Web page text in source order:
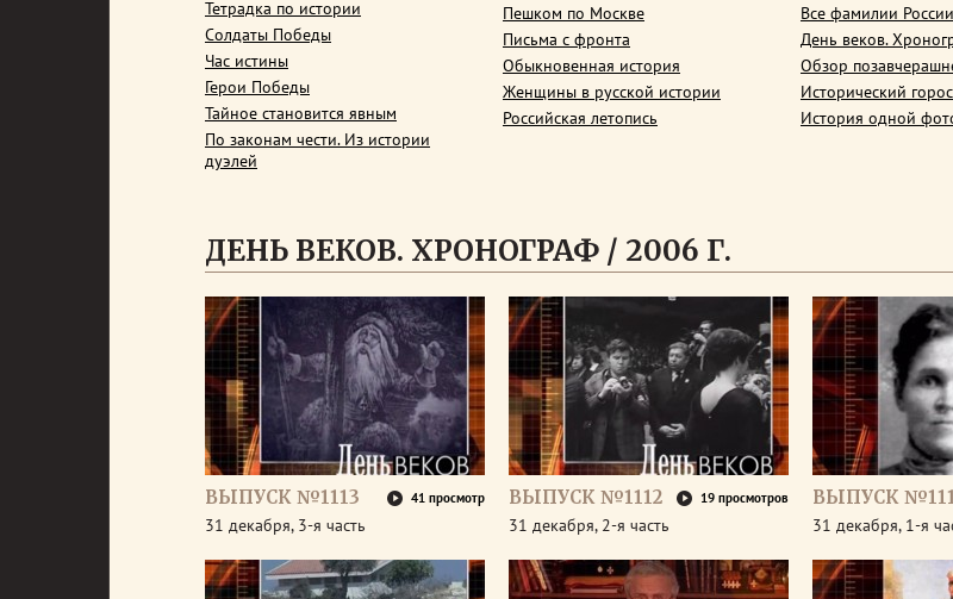
Тетрадка по истории
Солдаты Победы
Час истины
Герои Победы
Тайное становится явным
По законам чести. Из истории
дуэлей
Пешком по Москве
Письма с фронта
Обыкновенная история
Женщины в русской истории
Российская летопись
Все фамилии России
День веков.
Обзор
Исторический
История одной
ДЕНЬ ВЕКОВ. ХРОНОГРАФ / 2006 Г.
ВЫПУСК №1113 41 просмотр
31 декабря, 3-я часть
ВЫПУСК №1112 19 просмотров
31 декабря, 2-я часть
ВЫПУСК
31 декабря, 1-я